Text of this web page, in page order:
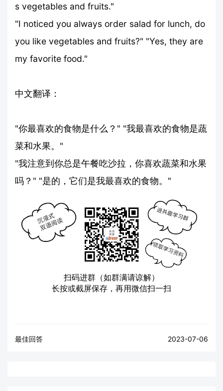
s vegetables and fruits."
"I noticed you always order salad for lunch, do
you like vegetables and fruits?" "Yes, they are
my favorite food."
中文翻译：
"你最喜欢的食物是什么？" "我最喜欢的食物是蔬
菜和水果。"
"我注意到你总是午餐吃沙拉，你喜欢蔬菜和水果
吗？" "是的，它们是我最喜欢的食物。"
扫码进群（如群满请谅解）
长按或截屏保存，再用微信扫一扫
最佳回答 2023-07-06